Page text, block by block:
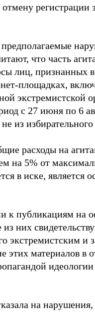
регистрации
что часть
лиц,
площадках,
экстремистской
с 27 июня по 6
из
расходы на
на 5% от
в иске, является
к публикациям на
них
экстремистским
этих материалов в
на